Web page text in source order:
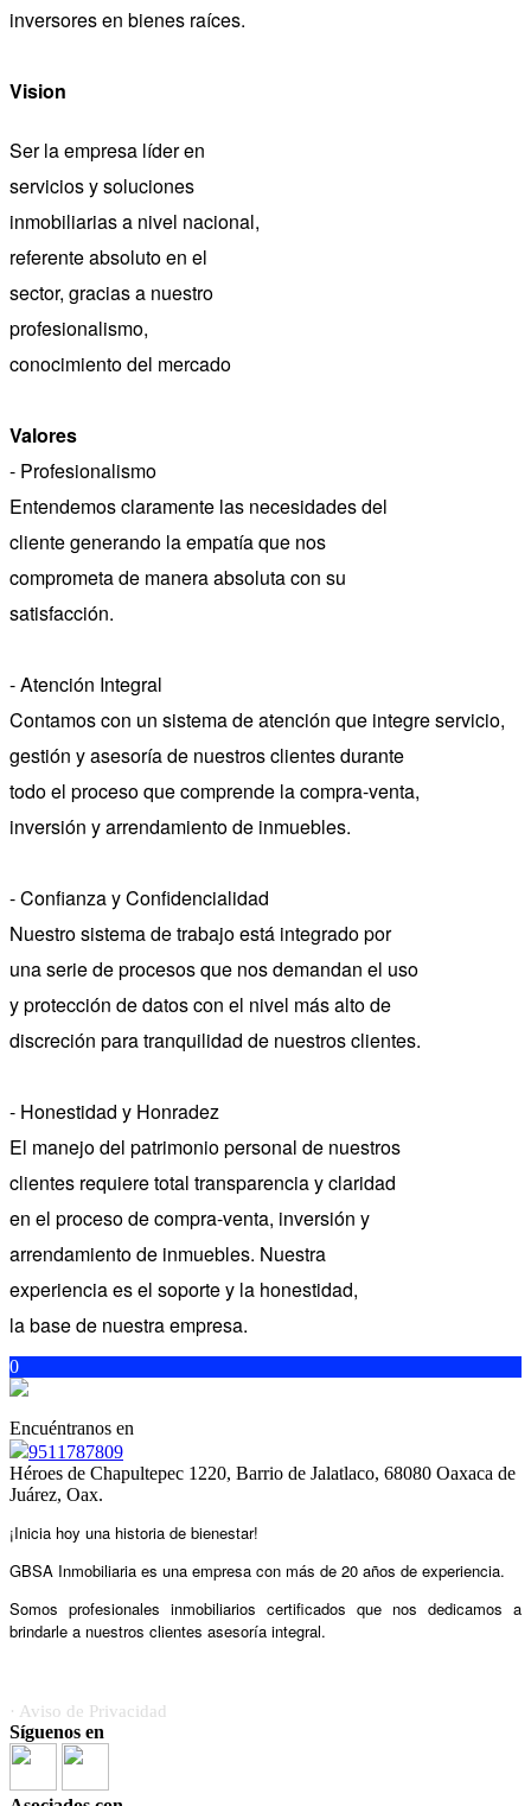
inversores en bienes raíces.
Vision
Ser la empresa líder en
servicios y soluciones
inmobiliarias a nivel nacional,
referente absoluto en el
sector, gracias a nuestro
profesionalismo,
conocimiento del mercado
Valores
- Profesionalismo
Entendemos claramente las necesidades del
cliente generando la empatía que nos
comprometa de manera absoluta con su
satisfacción.
- Atención Integral
Contamos con un sistema de atención que integre servicio,
gestión y asesoría de nuestros clientes durante
todo el proceso que comprende la compra-venta,
inversión y arrendamiento de inmuebles.
- Confianza y Confidencialidad
Nuestro sistema de trabajo está integrado por
una serie de procesos que nos demandan el uso
y protección de datos con el nivel más alto de
discreción para tranquilidad de nuestros clientes.
- Honestidad y Honradez
El manejo del patrimonio personal de nuestros
clientes requiere total transparencia y claridad
en el proceso de compra-venta, inversión y
arrendamiento de inmuebles. Nuestra
experiencia es el soporte y la honestidad,
la base de nuestra empresa.
0
Encuéntranos en
9511787809
Héroes de Chapultepec 1220, Barrio de Jalatlaco, 68080 Oaxaca de
Juárez, Oax.
¡Inicia hoy una historia de bienestar!
GBSA Inmobiliaria es una empresa con más de 20 años de experiencia.
Somos profesionales inmobiliarios certificados que nos dedicamos a
brindarle a nuestros clientes asesoría integral.
· Aviso de Privacidad
Síguenos en